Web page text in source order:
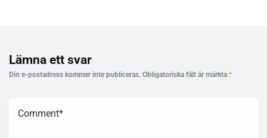
Lämna ett svar
Din e-postadress kommer inte publiceras. Obligatoriska fält är märkta *